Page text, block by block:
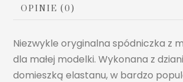
OPINIE (0)
Niezwykle oryginalna spódniczka z
dla małej modelki. Wykonana z
domieszką elastanu, w bardzo